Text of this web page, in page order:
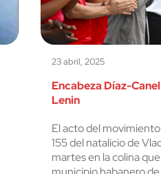
23 abril, 2025
Encabeza Díaz-
Lenin
El acto del
155 del natalicio de
martes en la colina